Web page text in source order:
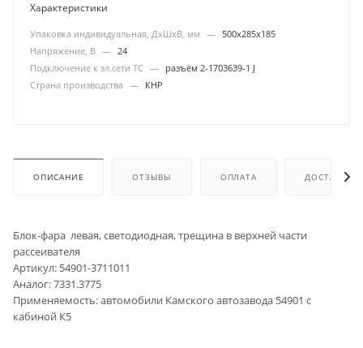
Характеристики
Упаковка индивидуальная, ДхШхВ, мм — 500х285х185
Напряжение, В — 24
Подключение к эл.сети ТС — разъём 2-1703639-1 J
Страна производства — КНР
ОПИСАНИЕ ОТЗЫВЫ ОПЛАТА ДОСТАВКА
Блок-фара левая, светодиодная, трещина в верхней части
рассеивателя
Артикул: 54901-3711011
Аналог: 7331.3775
Применяемость: автомобили Камского автозавода 54901 с
кабиной К5